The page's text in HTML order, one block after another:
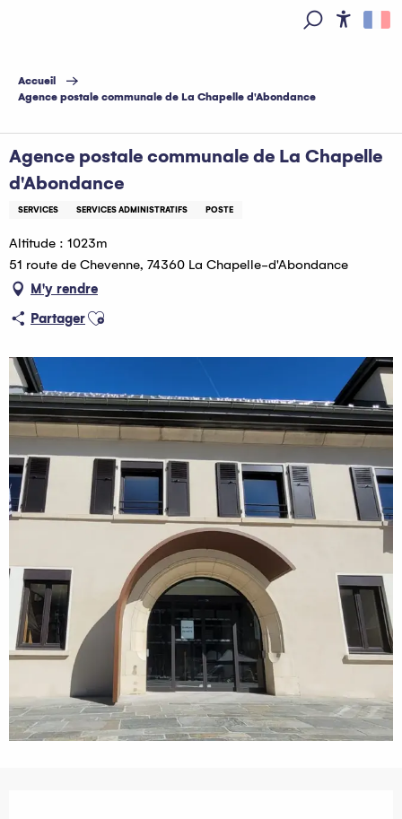
principal
Accueil
Agence postale communale de La Chapelle d'Abondance
Agence postale communale de La Chapelle
d'Abondance
SERVICES SERVICES ADMINISTRATIFS POSTE
Altitude : 1023m
51 route de Chevenne, 74360 La Chapelle-d'Abondance
M'y rendre
PartagerAjouter aux favoris